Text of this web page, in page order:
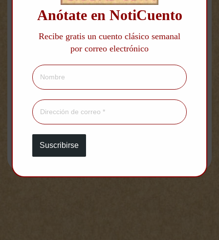
MÁS POEMAS DE SYLVIA PLATH
Biblioteca Digital Ciudad
Seva
Cuentos | Poemas | Minicuentos
Aforismos |
Sobre el Arte de Narrar
Anótate en NotiCuento
Recibe gratis un cuento clásico semanal
por correo electrónico
Suscribirse